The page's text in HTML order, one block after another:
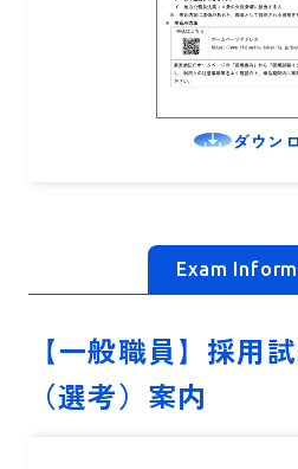
ダウン
Exam
【一般職員】採用
（選考）案内